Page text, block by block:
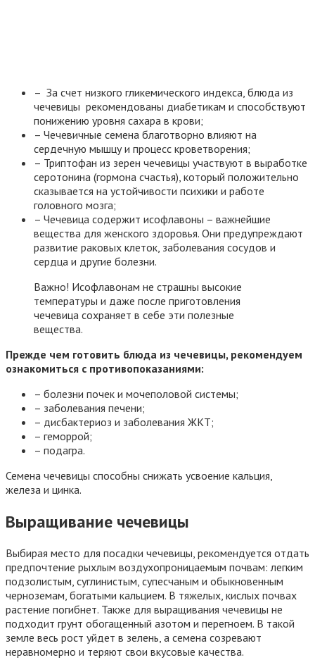
– За счет низкого гликемического индекса, блюда из
чечевицы рекомендованы диабетикам и способствуют
понижению уровня сахара в крови;
– Чечевичные семена благотворно влияют на
сердечную мышцу и процесс кроветворения;
– Триптофан из зерен чечевицы участвуют в выработке
серотонина (гормона счастья), который положительно
сказывается на устойчивости психики и работе
головного мозга;
– Чечевица содержит исофлавоны – важнейшие
вещества для женского здоровья. Они предупреждают
развитие раковых клеток, заболевания сосудов и
сердца и другие болезни.
Важно! Исофлавонам не страшны высокие
температуры и даже после приготовления
чечевица сохраняет в себе эти полезные
вещества.
Прежде чем готовить блюда из чечевицы, рекомендуем
ознакомиться с противопоказаниями:
– болезни почек и мочеполовой системы;
– заболевания печени;
– дисбактериоз и заболевания ЖКТ;
– геморрой;
– подагра.
Семена чечевицы способны снижать усвоение кальция,
железа и цинка.
Выращивание чечевицы
Выбирая место для посадки чечевицы, рекомендуется отдать
предпочтение рыхлым воздухопроницаемым почвам: легким
подзолистым, суглинистым, супесчаным и обыкновенным
черноземам, богатыми кальцием. В тяжелых, кислых почвах
растение погибнет. Также для выращивания чечевицы не
подходит грунт обогащенный азотом и перегноем. В такой
земле весь рост уйдет в зелень, а семена созревают
неравномерно и теряют свои вкусовые качества.